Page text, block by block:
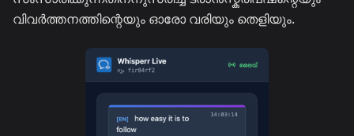
വിവർത്തനത്തിന്റെയും ഓരോ വരിയും തെളിയും.